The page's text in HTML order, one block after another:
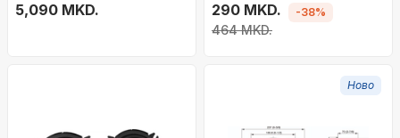
кросовер фреквенција,
5,090 MKD.
пиезоелектричен,
компактен, црн
290 MKD.
464 MKD.
-38%
Ново